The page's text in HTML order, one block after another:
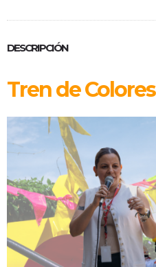
DESCRIPCIÓN
Tren de Colores